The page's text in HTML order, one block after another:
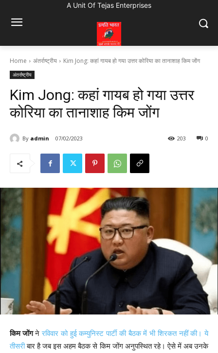
A Unit Of Tejas Enterprises
Home अंतर्राष्ट्रीय Kim Jong: कहां गायब हो गया उत्तर कोरिया का तानाशाह किम जोंग
अंतर्राष्ट्रीय
Kim Jong: कहां गायब हो गया उत्तर
कोरिया का तानाशाह किम जोंग
By admin 07/02/2023 0
203
किम जोंगने रविवार को हुई कम्युनिस्ट पार्टी की बैठक में भी शिरकत नहीं की। ये
तीसरीबार है जब इस अहम बैठक से किम जोंग अनुपस्थित रहे। ऐसे में अब उनके